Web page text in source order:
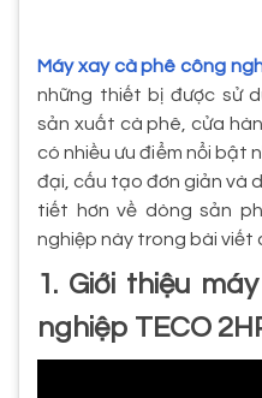
Máy xay cà phê công
những thiết bị được sử
sản xuất cà phê, cửa
có nhiều ưu điểm nổi bật
đại, cấu tạo đơn giản và
tiết hơn về dòng sản
nghiệp này trong bài viết
1. Giới thiệu
nghiệp TECO